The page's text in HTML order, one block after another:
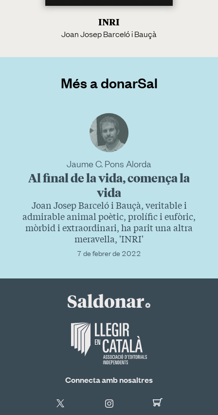
INRI
Joan Josep Barceló i Bauçà
Més a donarSal
Jaume C. Pons Alorda
Al final de la vida, comença la
vida
Joan Josep Barceló i Bauçà, veritable i
admirable animal poètic, prolífic i eufòric,
mòrbid i extraordinari, ha parit una altra
meravella, 'INRI'
7 de febrer de 2022
Connecta amb nosaltres